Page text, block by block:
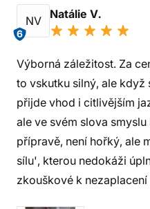
NV
6
Natálie V.
Výborná záležitost. Za
to vskutku silný, ale
přijde vhod i citlivějším
ale ve svém slova
přípravě, není hořký, ale
sílu', kterou nedokáži
zkouškové k nezaplacení